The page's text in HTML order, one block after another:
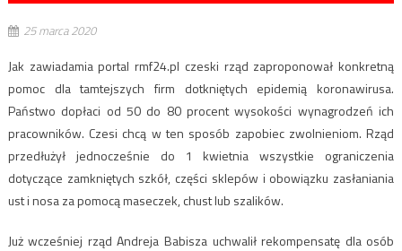
25 marca 2020
Jak zawiadamia portal rmf24.pl czeski rząd zaproponował konkretną
pomoc dla tamtejszych firm dotkniętych epidemią koronawirusa.
Państwo dopłaci od 50 do 80 procent wysokości wynagrodzeń ich
pracowników. Czesi chcą w ten sposób zapobiec zwolnieniom. Rząd
przedłużył jednocześnie do 1 kwietnia wszystkie ograniczenia
dotyczące zamkniętych szkół, części sklepów i obowiązku zasłaniania
ust i nosa za pomocą maseczek, chust lub szalików.
Już wcześniej rząd Andreja Babisza uchwalił rekompensatę dla osób